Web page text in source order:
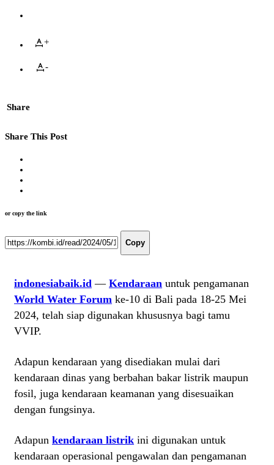
+
-
Share
Share This Post
or copy the link
Copy
indonesiabaik.id —Kendaraan untuk pengamanan
World Water Forum ke-10 di Bali pada 18-25 Mei
2024, telah siap digunakan khususnya bagi tamu
VVIP.
Adapun kendaraan yang disediakan mulai dari
kendaraan dinas yang berbahan bakar listrik maupun
fosil, juga kendaraan keamanan yang disesuaikan
dengan fungsinya.
Adapunkendaraan listrik ini digunakan untuk
kendaraan operasional pengawalan dan pengamanan